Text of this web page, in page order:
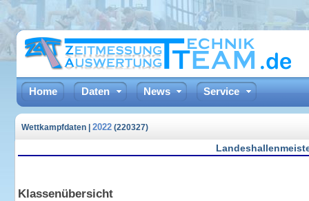
Home Daten News Service
Wettkampfdaten | 2022 (220327)
Klassenübersicht